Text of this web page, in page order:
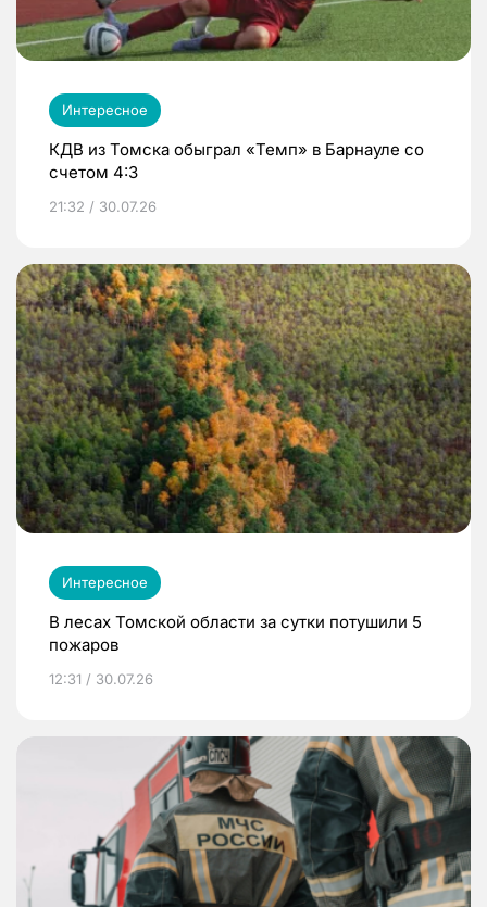
Интересное
КДВ из Томска обыграл «Темп» в Барнауле со
счетом 4:3
21:32 / 30.07.26
Интересное
В лесах Томской области за сутки потушили 5
пожаров
12:31 / 30.07.26